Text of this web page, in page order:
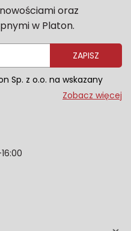
oraz
w Platon.
ZAPISZ
Sp. z o.o. na wskazany
marketingowe
znajdziesz w naszej
nie wpłynie na
dokonanego przed
Zobacz więcej